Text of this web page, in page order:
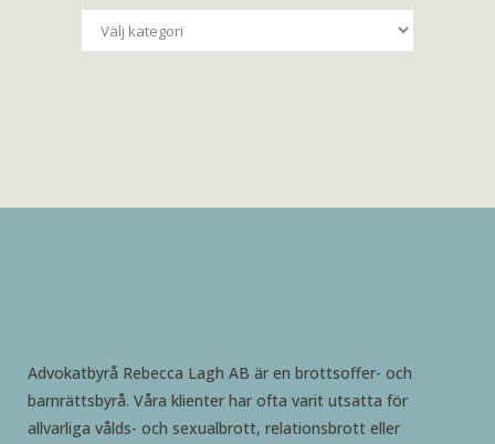
Kategorier
Advokatbyrå Rebecca Lagh AB är en brottsoffer- och
barnrättsbyrå. Våra klienter har ofta varit utsatta för
allvarliga vålds- och sexualbrott, relationsbrott eller